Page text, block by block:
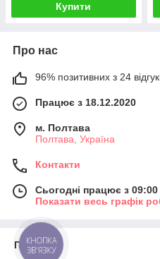
Купити
Про нас
96% позитивних з 24
Працює з 18.12.2020
м. Полтава
Полтава, Україна
Контакти
Сьогодні працює з
Показати весь графік
Про нас
КНОПКА
ЗВ'ЯЗКУ